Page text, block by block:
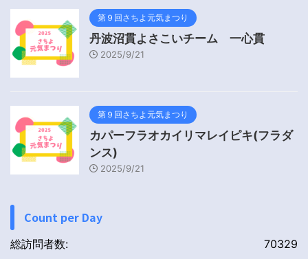
第９回さちよ元気まつり
丹波沼貫よさこいチーム 一心貫
2025/9/21
第９回さちよ元気まつり
カパーフラオカイリマレイピキ(フラダ
ンス)
2025/9/21
Count per Day
70329
総訪問者数: